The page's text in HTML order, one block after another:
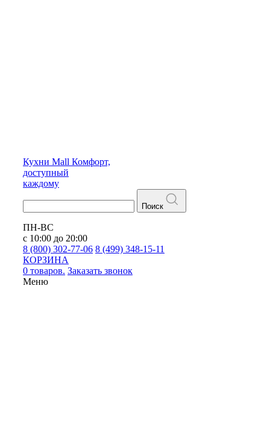
Кухни Mall Комфорт,
доступный
каждому
Поиск
ПН-ВС
с 10:00 до 20:00
8 (800) 302-77-06 8 (499) 348-15-11
КОРЗИНА
0 товаров. Заказать звонок
Меню